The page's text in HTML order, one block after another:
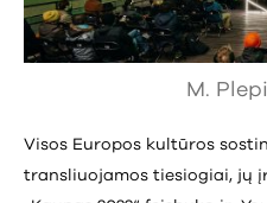
M.
Visos Europos kultūros
transliuojamos tiesiogiai, jų